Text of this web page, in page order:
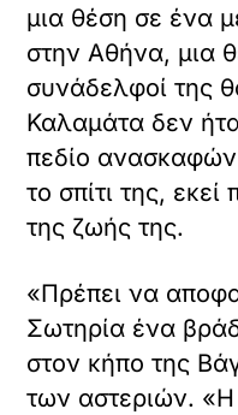
μια θέση σε ένα
στην Αθήνα, μια
συνάδελφοί της
Καλαμάτα δεν
πεδίο
το σπίτι της,
της ζωής της.
«Πρέπει να
Σωτηρία ένα
στον κήπο της
των αστεριών. «Η